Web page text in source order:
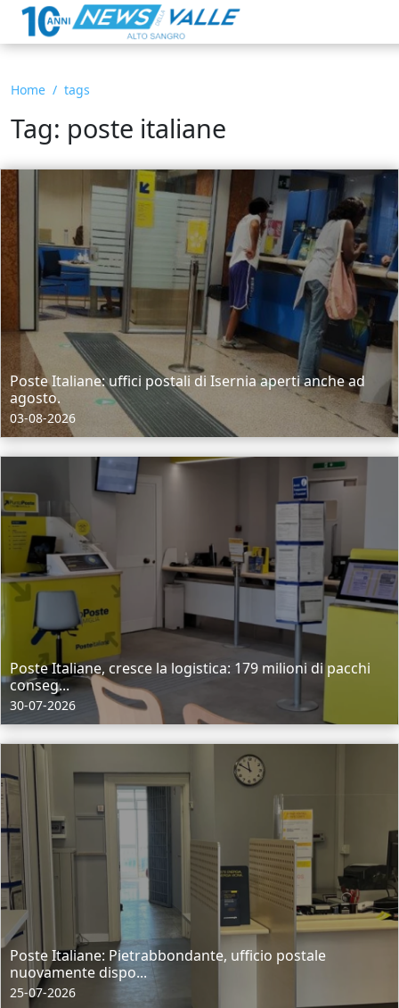
Home tags
Tag: poste italiane
Poste Italiane: uffici postali di Isernia aperti anche ad
agosto.
03-08-2026
Poste Italiane, cresce la logistica: 179 milioni di pacchi
conseg...
30-07-2026
Poste Italiane: Pietrabbondante, ufficio postale
nuovamente dispo...
25-07-2026